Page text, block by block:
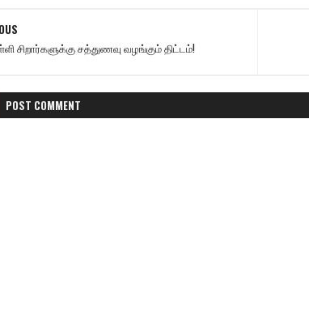
சிறார்களுக்கு சத்துணவு வழங்கும் திட்டம்!
POST COMMENT